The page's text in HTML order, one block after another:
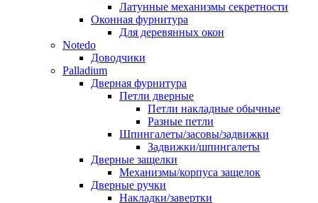
Латунные механизмы секретности
Оконная фурнитура
Для деревянных окон
Notedo
Доводчики
Palladium
Дверная фурнитура
Петли дверные
Петли накладные обычные
Разные петли
Шпингалеты/засовы/задвижки
Задвижки/шпингалеты
Дверные защелки
Механизмы/корпуса защелок
Дверные ручки
Накладки/завертки